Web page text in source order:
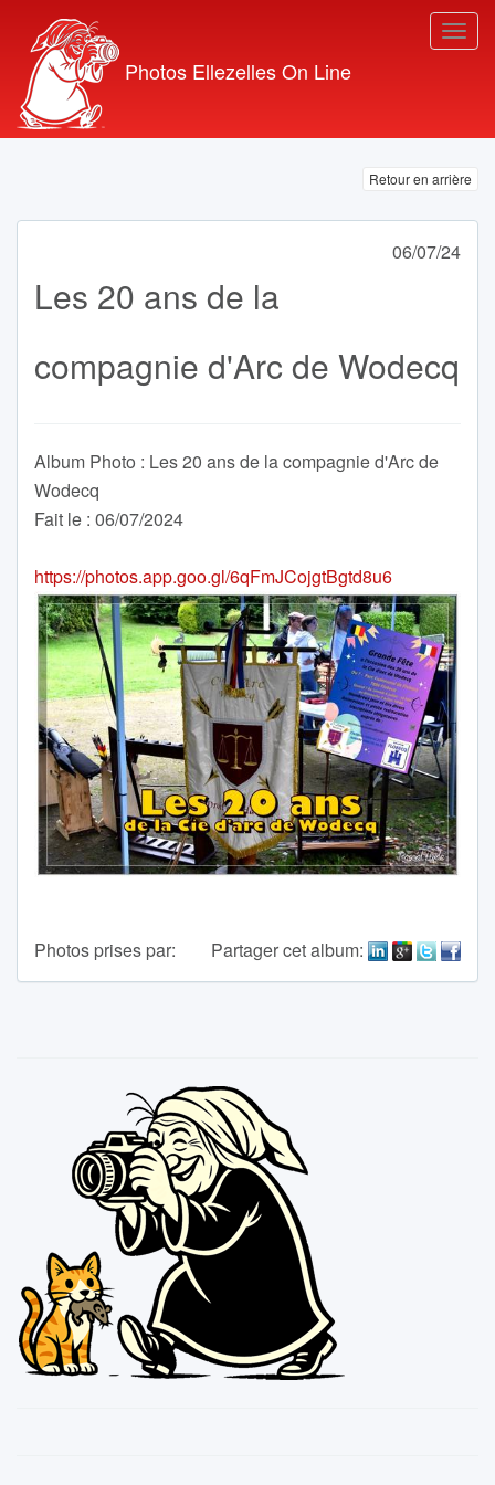
Photos Ellezelles On Line
Retour en arrière
06/07/24
Les 20 ans de la
compagnie d'Arc de Wodecq
Album Photo : Les 20 ans de la compagnie d'Arc de
Wodecq
Fait le : 06/07/2024
https://photos.app.goo.gl/6qFmJCojgtBgtd8u6
Photos prises par: Partager cet album: